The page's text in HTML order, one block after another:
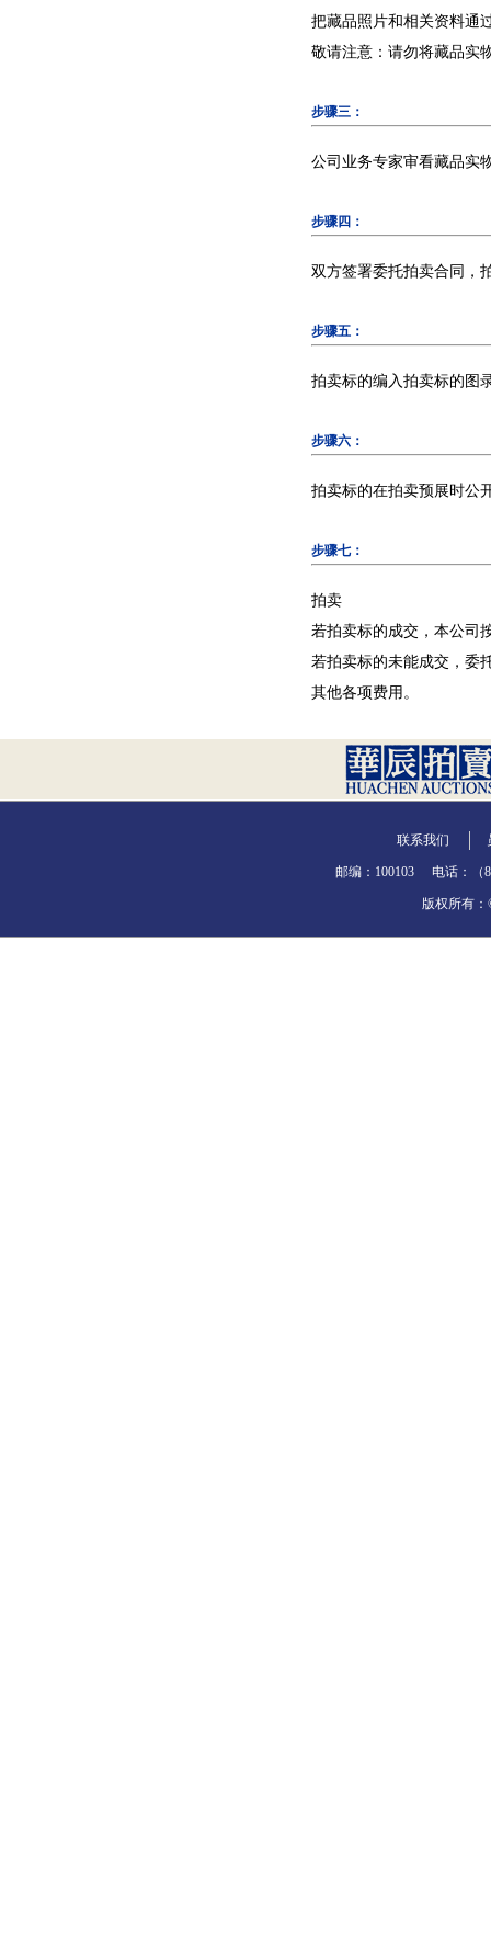
把藏品照片和相关资料通
敬请注意：请勿将藏品实
步骤三：
公司业务专家审看藏品实
步骤四：
双方签署委托拍卖合同，
步骤五：
拍卖标的编入拍卖标的图
步骤六：
拍卖标的在拍卖预展时公
步骤七：
拍卖
若拍卖标的成交，本公司
若拍卖标的未能成交，委
其他各项费用。
联系我们
邮编：100103 电话：（
版权所有